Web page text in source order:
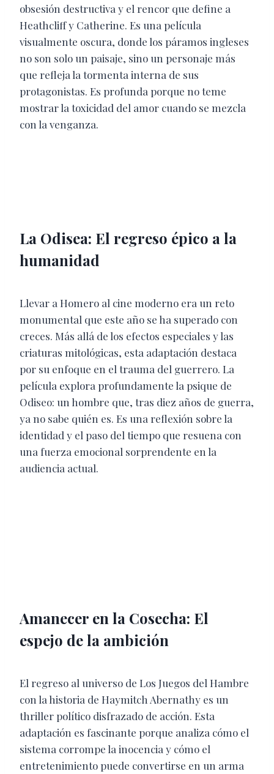
obsesión destructiva y el rencor que define a
Heathcliff y Catherine. Es una película
visualmente oscura, donde los páramos ingleses
no son solo un paisaje, sino un personaje más
que refleja la tormenta interna de sus
protagonistas. Es profunda porque no teme
mostrar la toxicidad del amor cuando se mezcla
con la venganza.
La Odisea: El regreso épico a la
humanidad
Llevar a Homero al cine moderno era un reto
monumental que este año se ha superado con
creces. Más allá de los efectos especiales y las
criaturas mitológicas, esta adaptación destaca
por su enfoque en el trauma del guerrero. La
película explora profundamente la psique de
Odiseo: un hombre que, tras diez años de guerra,
ya no sabe quién es. Es una reflexión sobre la
identidad y el paso del tiempo que resuena con
una fuerza emocional sorprendente en la
audiencia actual.
Amanecer en la Cosecha: El
espejo de la ambición
El regreso al universo de Los Juegos del Hambre
con la historia de Haymitch Abernathy es un
thriller político disfrazado de acción. Esta
adaptación es fascinante porque analiza cómo el
sistema corrompe la inocencia y cómo el
entretenimiento puede convertirse en un arma